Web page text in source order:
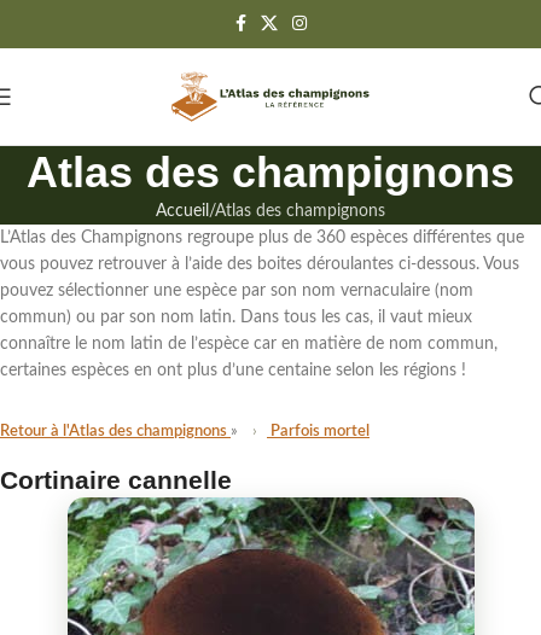
Atlas des champignons
Accueil Atlas des champignons
L’Atlas des Champignons regroupe plus de 360 espèces différentes que
vous pouvez retrouver à l’aide des boites déroulantes ci-dessous. Vous
pouvez sélectionner une espèce par son nom vernaculaire (nom
commun) ou par son nom latin. Dans tous les cas, il vaut mieux
connaître le nom latin de l’espèce car en matière de nom commun,
certaines espèces en ont plus d’une centaine selon les régions !
Retour à l'Atlas des champignons Parfois mortel
Cortinaire cannelle